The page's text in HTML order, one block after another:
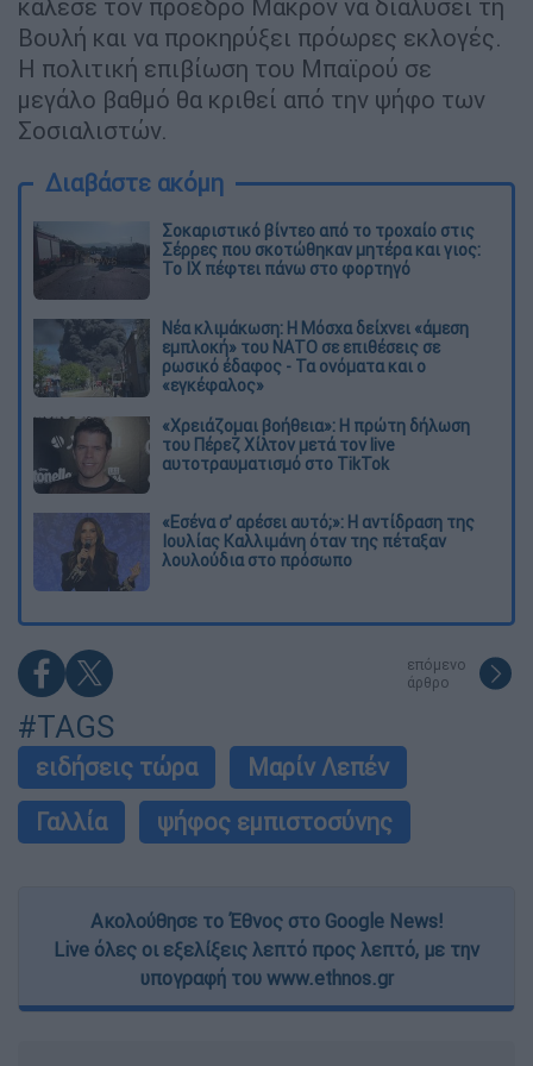
κάλεσε τον πρόεδρο Μακρόν να διαλύσει τη
Βουλή και να προκηρύξει πρόωρες εκλογές.
Η πολιτική επιβίωση του Μπαϊρού σε
μεγάλο βαθμό θα κριθεί από την ψήφο των
Σοσιαλιστών.
Διαβάστε ακόμη
Σοκαριστικό βίντεο από το τροχαίο στις
Σέρρες που σκοτώθηκαν μητέρα και γιος:
Το ΙΧ πέφτει πάνω στο φορτηγό
Νέα κλιμάκωση: Η Μόσχα δείχνει «άμεση
εμπλοκή» του ΝΑΤΟ σε επιθέσεις σε
ρωσικό έδαφος - Τα ονόματα και ο
«εγκέφαλος»
«Χρειάζομαι βοήθεια»: Η πρώτη δήλωση
του Πέρεζ Χίλτον μετά τον live
αυτοτραυματισμό στο TikTok
«Εσένα σ’ αρέσει αυτό;»: Η αντίδραση της
Ιουλίας Καλλιμάνη όταν της πέταξαν
λουλούδια στο πρόσωπο
επόμενο
άρθρο
#TAGS
ειδήσεις τώρα
Μαρίν Λεπέν
Γαλλία
ψήφος εμπιστοσύνης
Ακολούθησε το Έθνος στο Google News!
Live όλες οι εξελίξεις λεπτό προς λεπτό, με την
υπογραφή του www.ethnos.gr